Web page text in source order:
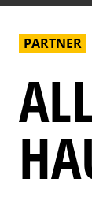
PARTNER